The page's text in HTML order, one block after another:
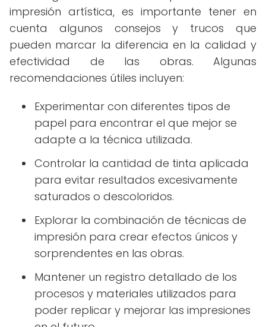
impresión artística, es importante tener en
cuenta algunos consejos y trucos que
pueden marcar la diferencia en la calidad y
efectividad de las obras. Algunas
recomendaciones útiles incluyen:
Experimentar con diferentes tipos de
papel para encontrar el que mejor se
adapte a la técnica utilizada.
Controlar la cantidad de tinta aplicada
para evitar resultados excesivamente
saturados o descoloridos.
Explorar la combinación de técnicas de
impresión para crear efectos únicos y
sorprendentes en las obras.
Mantener un registro detallado de los
procesos y materiales utilizados para
poder replicar y mejorar las impresiones